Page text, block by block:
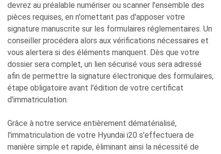
devrez au préalable numériser ou scanner l'ensemble des
pièces requises, en n'omettant pas d'apposer votre
signature manuscrite sur les formulaires réglementaires. Un
conseiller procédera alors aux vérifications nécessaires et
vous alertera si des éléments manquent. Dès que votre
dossier sera complet, un lien sécurisé vous sera adressé
afin de permettre la signature électronique des formulaires,
étape obligatoire avant l'édition de votre certificat
d'immatriculation.
Grâce à notre service entièrement dématérialisé,
l'immatriculation de votre Hyundai i20 s'effectuera de
manière simple et rapide, éliminant ainsi la nécessité de